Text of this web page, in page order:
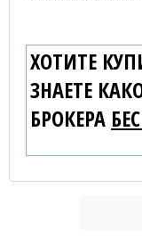
ХОТИТЕ
ЗНАЕТЕ
БРОКЕРА